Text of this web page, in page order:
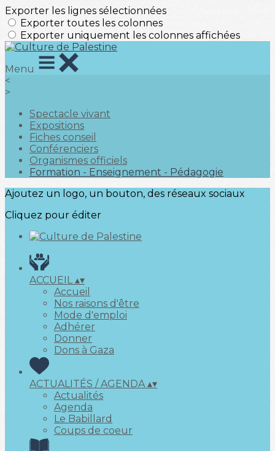
Exporter les lignes sélectionnées
Exporter toutes les colonnes
Exporter uniquement les colonnes affichées
Menu
<
>
Spectacle vivant
Expositions
Fiches conseil
Conférenciers
Organismes officiels
Formation - Enseignement - Pédagogie
Ajoutez un logo, un bouton, des réseaux sociaux
Cliquez pour éditer
ACCUEIL▴▾
Accueil
Nos raisons d'être
Mode d'emploi
Adhérer
Donner
Dons à Gaza
ACTUALITÉS / AGENDA▴▾
Actualités
Agenda
Le Babillard
Coups de coeur